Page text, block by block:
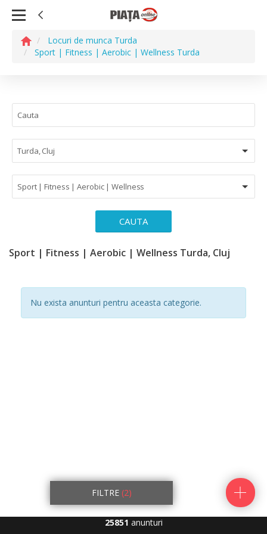
Locuri de munca Turda
Sport | Fitness | Aerobic | Wellness Turda
Turda, Cluj
Sport | Fitness | Aerobic | Wellness
CAUTA
Sport | Fitness | Aerobic | Wellness Turda, Cluj
Nu exista anunturi pentru aceasta categorie.
FILTRE (2)
25851 anunturi